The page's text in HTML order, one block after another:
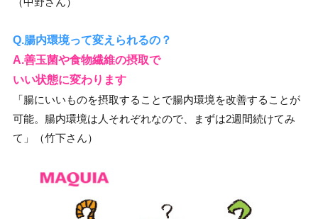
Q.腸内環境って変えられるの？
A.善玉菌や食物繊維の摂取で
いい状態に変わります
「腸にいいものを摂取することで腸内環境を改善することが
可能。腸内環境は人それぞれなので、まずは2週間続けてみ
て」（竹下さん）